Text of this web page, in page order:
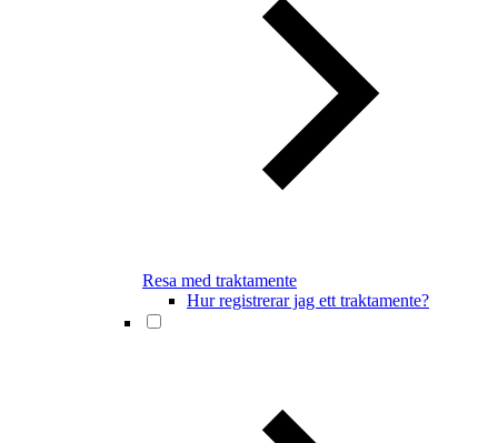
Resa med traktamente
Hur registrerar jag ett traktamente?